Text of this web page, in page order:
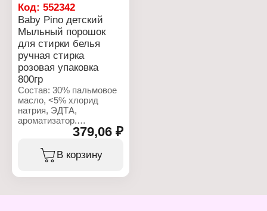
Код: 552342
Baby Pino детский
Мыльный порошок
для стирки белья
ручная стирка
розовая упаковка
800гр
Состав: 30% пальмовое
масло, <5% хлорид
натрия, ЭДТА,
ароматизатор.
Бренд: Baby Pino
Тип товара: Средство
379,06 ₽
В корзину